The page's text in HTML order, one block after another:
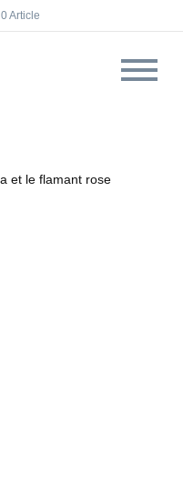
0 Article
et le flamant rose